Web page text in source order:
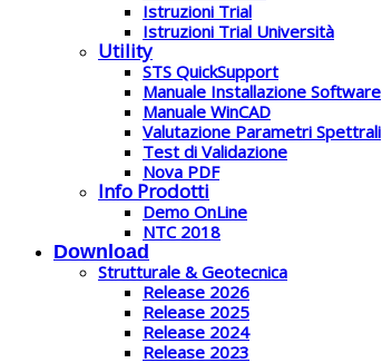
Istruzioni Trial
Istruzioni Trial Università
Utility
STS QuickSupport
Manuale Installazione Software
Manuale WinCAD
Valutazione Parametri Spettrali
Test di Validazione
Nova PDF
Info Prodotti
Demo OnLine
NTC 2018
Download
Strutturale & Geotecnica
Release 2026
Release 2025
Release 2024
Release 2023